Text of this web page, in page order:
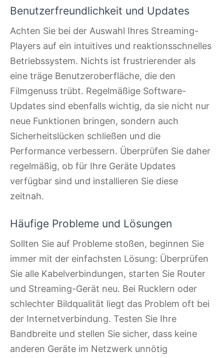
Benutzerfreundlichkeit und Updates
Achten Sie bei der Auswahl Ihres Streaming-
Players auf ein intuitives und reaktionsschnelles
Betriebssystem. Nichts ist frustrierender als
eine träge Benutzeroberfläche, die den
Filmgenuss trübt. Regelmäßige Software-
Updates sind ebenfalls wichtig, da sie nicht nur
neue Funktionen bringen, sondern auch
Sicherheitslücken schließen und die
Performance verbessern. Überprüfen Sie daher
regelmäßig, ob für Ihre Geräte Updates
verfügbar sind und installieren Sie diese
zeitnah.
Häufige Probleme und Lösungen
Sollten Sie auf Probleme stoßen, beginnen Sie
immer mit der einfachsten Lösung: Überprüfen
Sie alle Kabelverbindungen, starten Sie Router
und Streaming-Gerät neu. Bei Rucklern oder
schlechter Bildqualität liegt das Problem oft bei
der Internetverbindung. Testen Sie Ihre
Bandbreite und stellen Sie sicher, dass keine
anderen Geräte im Netzwerk unnötig